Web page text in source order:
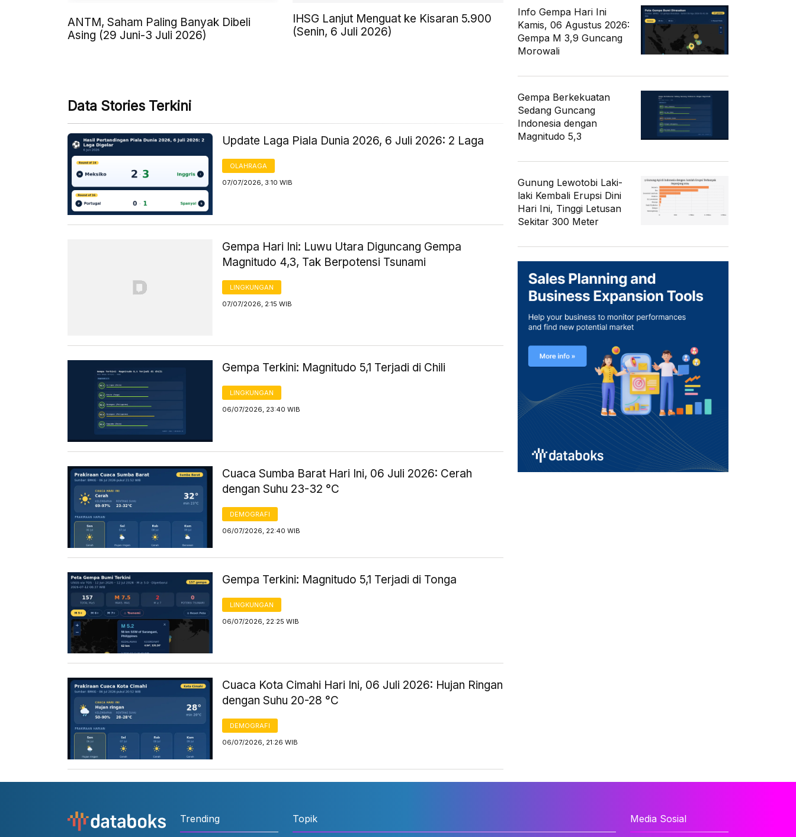
ANTM, Saham Paling Banyak Dibeli
Asing (29 Juni-3 Juli 2026)
IHSG Lanjut Menguat ke Kisaran 5.900
(Senin, 6 Juli 2026)
Data Stories Terkini
Update Laga Piala Dunia 2026, 6 Juli 2026: 2 Laga
OLAHRAGA
07/07/2026, 3:10 WIB
Gempa Hari Ini: Luwu Utara Diguncang Gempa
Magnitudo 4,3, Tak Berpotensi Tsunami
LINGKUNGAN
07/07/2026, 2:15 WIB
Gempa Terkini: Magnitudo 5,1 Terjadi di Chili
LINGKUNGAN
06/07/2026, 23:40 WIB
Cuaca Sumba Barat Hari Ini, 06 Juli 2026: Cerah
dengan Suhu 23-32 °C
DEMOGRAFI
06/07/2026, 22:40 WIB
Gempa Terkini: Magnitudo 5,1 Terjadi di Tonga
LINGKUNGAN
06/07/2026, 22:25 WIB
Cuaca Kota Cimahi Hari Ini, 06 Juli 2026: Hujan Ringan
dengan Suhu 20-28 °C
DEMOGRAFI
06/07/2026, 21:26 WIB
Info Gempa Hari Ini
Kamis, 06 Agustus 2026:
Gempa M 3,9 Guncang
Morowali
Gempa Berkekuatan
Sedang Guncang
Indonesia dengan
Magnitudo 5,3
Gunung Lewotobi Laki-
laki Kembali Erupsi Dini
Hari Ini, Tinggi Letusan
Sekitar 300 Meter
Trending Topik Media Sosial